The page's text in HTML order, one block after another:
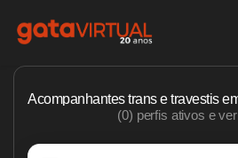
(0) perfis ativos e